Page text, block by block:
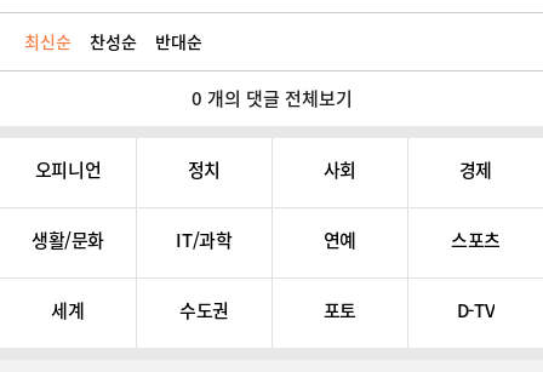
최신순 찬성순 반대순
0 개의 댓글 전체보기
오피니언 정치 사회 경제
생활/문화 IT/과학 연예 스포츠
세계 수도권 포토 D-TV